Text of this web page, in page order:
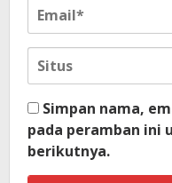
Simpan nama,
pada peramban ini
berikutnya.